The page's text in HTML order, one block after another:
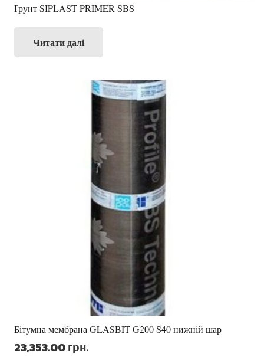
Ґрунт SIPLAST PRIMER SBS
Читати далі
Бітумна мембрана GLASBIT G200 S40 нижній шар
23,353.00грн.